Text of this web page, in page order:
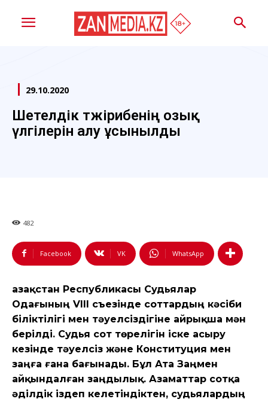
29.10.2020
Шетелдік тәжірибенің озық
үлгілерін алу ұсынылды
482
Facebook VK WhatsApp
Қазақстан Республикасы Судьялар
Одағының VIII съезінде соттардың кәсіби
біліктілігі мен тәуелсіздігіне айрықша мән
берілді. Судья сот төрелігін іске асыру
кезінде тәуелсіз және Конституция мен
заңға ғана бағынады. Бұл Ата Заңмен
айқындалған заңдылық. Азаматтар сотқа
әділдік іздеп келетіндіктен, судьялардың